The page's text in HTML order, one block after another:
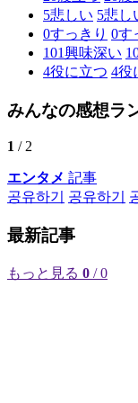
5悲しい 5悲し
0すっきり 0す
101興味深い
4役に立つ 4役
みんなの感想ラ
1 / 2
エンタメ 記事
공유하기
공유하기
最新記事
もっと見る 0 / 0